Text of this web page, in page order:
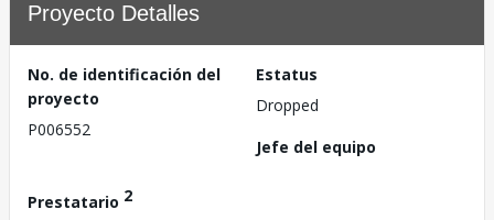
Proyecto Detalles
No. de identificación del
proyecto
P006552
Estatus
Dropped
Jefe del equipo
Prestatario 2